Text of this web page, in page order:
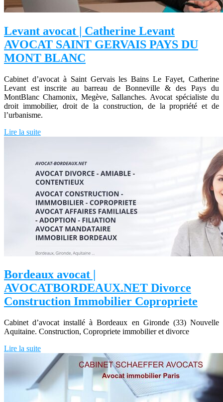
Levant avocat | Catherine Levant
AVOCAT SAINT GERVAIS PAYS DU
MONT BLANC
Cabinet d’avocat à Saint Gervais les Bains Le Fayet, Catherine
Levant est inscrite au barreau de Bonneville & des Pays du
MontBlanc Chamonix, Megève, Sallanches. Avocat spécialiste du
droit immobilier, droit de la construction, de la propriété et de
l’urbanisme.
Lire la suite
Bordeaux avocat |
AVOCATBORDEAUX.NET Divorce
Construction Immobilier Copropriete
Cabinet d’avocat installé à Bordeaux en Gironde (33) Nouvelle
Aquitaine. Construction, Copropriete immobilier et divorce
Lire la suite